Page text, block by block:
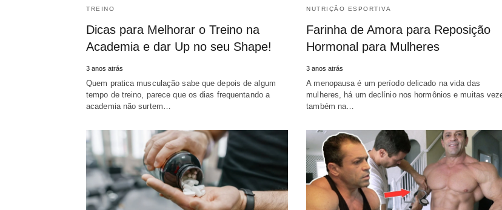
TREINO
Dicas para Melhorar o Treino na
Academia e dar Up no seu Shape!
3 anos atrás
Quem pratica musculação sabe que depois de algum
tempo de treino, parece que os dias frequentando a
academia não surtem…
NUTRIÇÃO ESPORTIVA
Farinha de Amora para Reposição
Hormonal para Mulheres
3 anos atrás
A menopausa é um período delicado na vida das
mulheres, há um declínio nos hormônios e muitas
também na…